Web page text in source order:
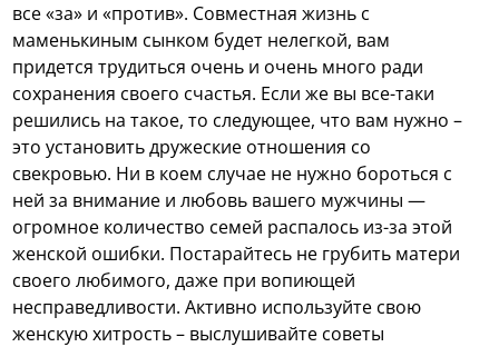
все «за» и «против». Совместная жизнь с
маменькиным сынком будет нелегкой, вам
придется трудиться очень и очень много ради
сохранения своего счастья. Если же вы все-таки
решились на такое, то следующее, что вам нужно –
это установить дружеские отношения со
свекровью. Ни в коем случае не нужно бороться с
ней за внимание и любовь вашего мужчины —
огромное количество семей распалось из-за этой
женской ошибки. Постарайтесь не грубить матери
своего любимого, даже при вопиющей
несправедливости. Активно используйте свою
женскую хитрость – выслушивайте советы